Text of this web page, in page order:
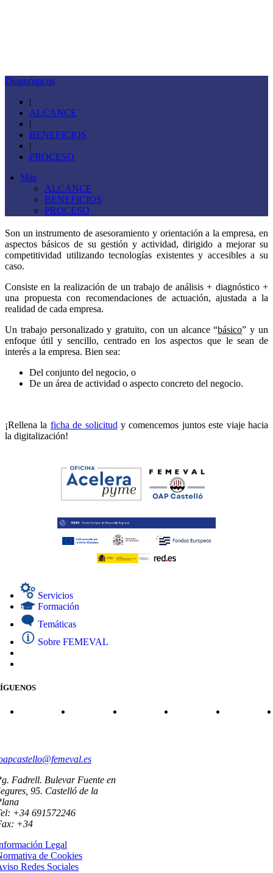
Diagnósticos
|
ALCANCE
|
BENEFICIOS
|
PROCESO
Más
ALCANCE
BENEFICIOS
PROCESO
Son un instrumento de asesoramiento y orientación a la empresa, en
aspectos básicos de su gestión y actividad, dirigido a mejorar su
competitividad utilizando tecnologías existentes y accesibles a su
caso.
Consiste en la realización de un trabajo de análisis + diagnóstico +
una propuesta con recomendaciones de actuación, ajustada a la
realidad de cada empresa.
Un trabajo personalizado y gratuito, con un alcance “básico” y un
enfoque útil y sencillo, centrado en los aspectos que le sean de
interés a la empresa. Bien sea:
Del conjunto del negocio, o
De un área de actividad o aspecto concreto del negocio.
¡Rellena la ficha de solicitud y comencemos juntos este viaje hacia
la digitalización!
Servicios
Formación
Temáticas
Sobre FEMEVAL
Fadrell. Bulevar Fuente en
95. Castelló de la
+34 691572246
+34
Legal
de Cookies
Redes Sociales